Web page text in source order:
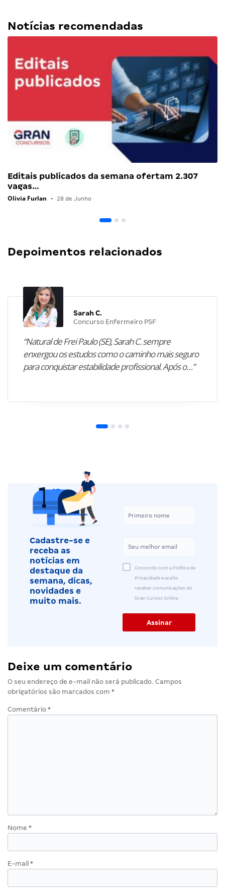
Notícias recomendadas
Editais publicados da semana ofertam 2.307
vagas…
Olivia Furlan • 28 de Junho
Depoimentos relacionados
Sarah C.
Concurso Enfermeiro PSF
“Natural de Frei Paulo (SE), Sarah C. sempre
enxergou os estudos como o caminho mais seguro
para conquistar estabilidade profissional. Após o…”
Cadastre-se e
receba as
notícias em
destaque da
semana, dicas,
novidades e
muito mais.
Concordo com a Política de
Privacidade e aceito
receber comunicações do
Gran Cursos Online.
Deixe um comentário
O seu endereço de e-mail não será publicado. Campos
obrigatórios são marcados com *
Comentário *
Nome *
E-mail *